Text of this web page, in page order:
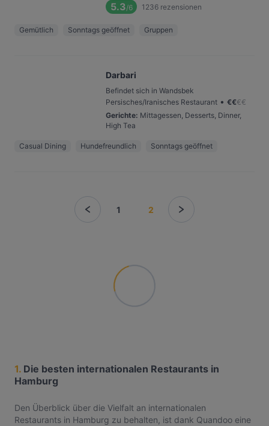
5.3/6 1236 rezensionen
Gemütlich Sonntags geöffnet Gruppen
Darbari
Befindet sich in Wandsbek
Persisches/Iranisches Restaurant • €€€€
Gerichte: Mittagessen, Desserts, Dinner,
High Tea
Casual Dining Hundefreundlich Sonntags geöffnet
1 2
1. Die besten internationalen Restaurants in
Hamburg
Den Überblick über die Vielfalt an internationalen
Restaurants in Hamburg zu behalten, ist dank Quandoo eine